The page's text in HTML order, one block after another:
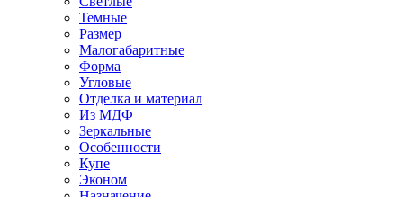
Темные
Размер
Малогабаритные
Форма
Угловые
Отделка и материал
Из МДФ
Зеркальные
Особенности
Купе
Эконом